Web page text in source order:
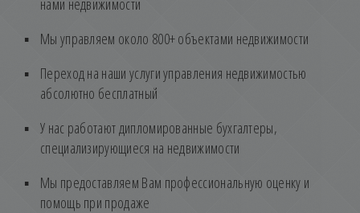
нами недвижимости
Мы управляем около 800+ объектами недвижимости
Переход на наши услуги управления недвижимостью
абсолютно бесплатный
У нас работают дипломированные бухгалтеры,
специализирующиеся на недвижимости
Мы предоставляем Вам профессиональную оценку и
помощь при продаже